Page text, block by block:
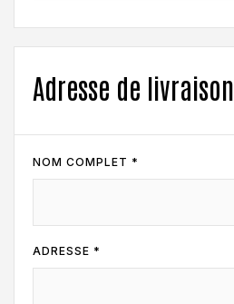
Adresse de livraison
NOM COMPLET *
ADRESSE *